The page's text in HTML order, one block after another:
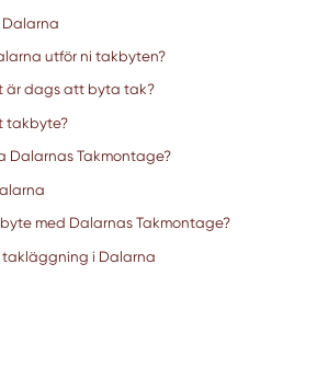
utför ni takbyten?
är dags att byta tak?
takbyte?
Dalarnas Takmontage?
med Dalarnas Takmontage?
takläggning i Dalarna